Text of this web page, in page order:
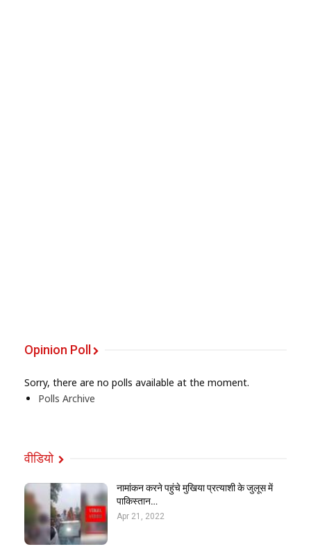
Opinion Poll
Sorry, there are no polls available at the moment.
Polls Archive
वीडियो
नामांकन करने पहुंचे मुखिया प्रत्याशी के जुलूस में
पाकिस्तान…
Apr 21, 2022